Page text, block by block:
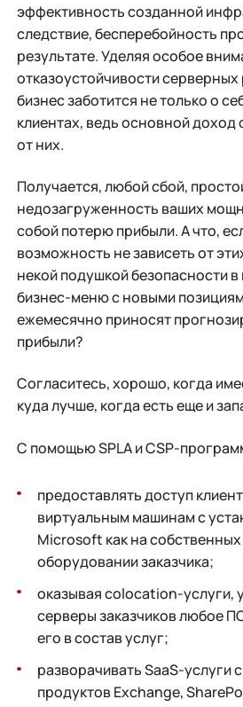
эффективность созданной
следствие, бесперебойность
результате. Уделяя особое
отказоустойчивости
бизнес заботится не только о
клиентах, ведь основной доход
от них.
Получается, любой сбой,
недозагруженность ваших
собой потерю прибыли. А что,
возможность не зависеть от
некой подушкой безопасности
бизнес-меню с новыми
ежемесячно приносят
прибыли?
Согласитесь, хорошо, когда
куда лучше, когда есть еще и
С помощью SPLA и CSP-
предоставлять доступ
виртуальным машинам с
Microsoft как на
оборудовании заказчика;
оказывая colocation-услуги,
серверы заказчиков любое
его в состав услуг;
разворачивать SaaS-услуги
продуктов Exchange,